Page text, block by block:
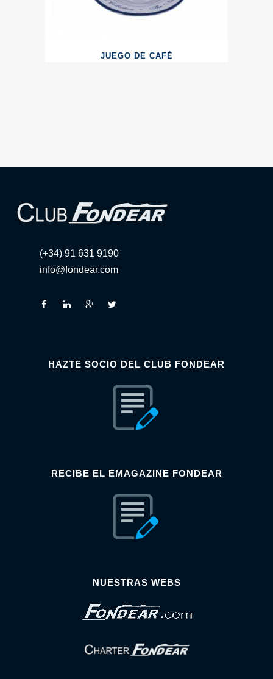
JUEGO DE CAFÉ
(+34) 91 631 9190
info@fondear.com
HAZTE SOCIO DEL CLUB FONDEAR
RECIBE EL EMAGAZINE FONDEAR
NUESTRAS WEBS